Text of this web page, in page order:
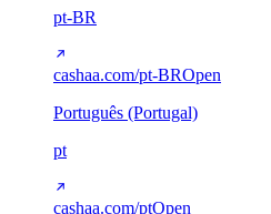
pt-BR
cashaa.com/pt-BROpen
Português (Portugal)
pt
cashaa.com/ptOpen